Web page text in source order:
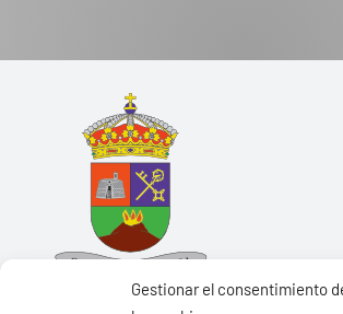
Gestionar el consentimiento